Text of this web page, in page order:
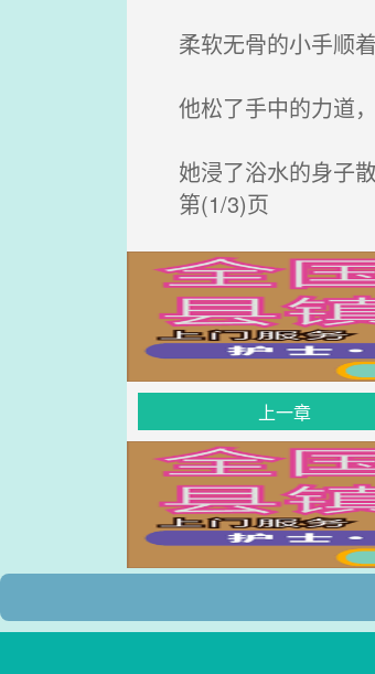
柔软无骨的小手顺
他松了手中的力道
她浸了浴水的身子
第(1/3)页
上一章